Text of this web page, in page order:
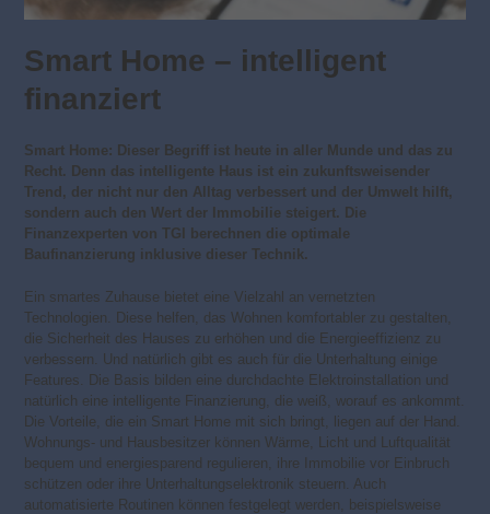
Smart Home – intelligent
finanziert
Smart Home: Dieser Begriff ist heute in aller Munde und das zu
Recht. Denn das intelligente Haus ist ein zukunftsweisender
Trend, der nicht nur den Alltag verbessert und der Umwelt hilft,
sondern auch den Wert der Immobilie steigert. Die
Finanzexperten von TGI berechnen die optimale
Baufinanzierung inklusive dieser Technik.
Ein smartes Zuhause bietet eine Vielzahl an vernetzten
Technologien. Diese helfen, das Wohnen komfortabler zu gestalten,
die Sicherheit des Hauses zu erhöhen und die Energieeffizienz zu
verbessern. Und natürlich gibt es auch für die Unterhaltung einige
Features. Die Basis bilden eine durchdachte Elektroinstallation und
natürlich eine intelligente Finanzierung, die weiß, worauf es ankommt.
Die Vorteile, die ein Smart Home mit sich bringt, liegen auf der Hand.
Wohnungs- und Hausbesitzer können Wärme, Licht und Luftqualität
bequem und energiesparend regulieren, ihre Immobilie vor Einbruch
schützen oder ihre Unterhaltungselektronik steuern. Auch
automatisierte Routinen können festgelegt werden, beispielsweise